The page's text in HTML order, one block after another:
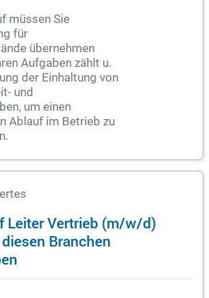
müssen Sie
für
übernehmen
Aufgaben zählt u.
der Einhaltung von
und
um einen
Ablauf im Betrieb zu
Leiter Vertrieb (m/w/d)
Branchen